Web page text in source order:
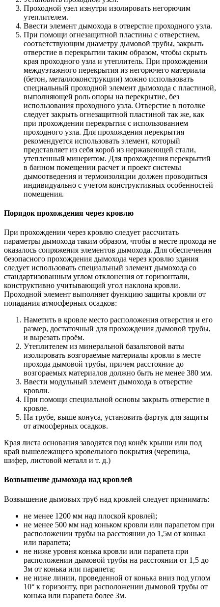
Проходной узел изнутри изолировать негорючим
утеплителем.
Ввести элемент дымохода в отверстие проходного узла.
При помощи огнезащитной пластины с отверстием,
соответствующим диаметру дымовой трубы, закрыть
отверстие в перекрытии таким образом, чтобы скрыть
края проходного узла и утеплитель. При прохождении
междуэтажного перекрытия из негорючего материала
(бетон, металлоконструкции) можно использовать
специальный проходной элемент дымохода с пластиной,
выполняющей роль опоры на перекрытие, без
использования проходного узла. Отверстие в потолке
следует закрыть огнезащитной пластиной так же, как
при прохождении перекрытия с использованием
проходного узла. Для прохождения перекрытия
рекомендуется использовать элемент, который
представляет из себя короб из нержавеющей стали,
утепленный минеритом. Для прохождения перекрытий
в банном помещении расчет и проект системы
дымоотведения и термоизоляции должен проводиться
индивидуально с учетом конструктивных особенностей
помещения.
Порядок прохождения через кровлю
При прохождении через кровлю следует рассчитать
параметры дымохода таким образом, чтобы в месте прохода не
оказалось сопряжения элементов дымохода. Для обеспечения
безопасного прохождения дымохода через кровлю здания
следует использовать специальный элемент дымохода со
стандартизованным углом отклонения от горизонтали,
конструктивно учитывающий угол наклона кровли.
Проходной элемент выполняет функцию защиты кровли от
попадания атмосферных осадков:
Наметить в кровле место расположения отверстия и его
размер, достаточный для прохождения дымовой трубы,
и вырезать проём.
Утеплителем из минеральной базальтовой ваты
изолировать возгораемые материалы кровли в месте
прохода дымовой трубы, причем расстояние до
возгораемых материалов должно быть не менее 380 мм.
Ввести модульный элемент дымохода в отверстие
кровли.
При помощи специальной основы закрыть отверстие в
кровле.
На трубе, выше конуса, установить фартук для защиты
от атмосферных осадков.
Края листа основания заводятся под конёк крыши или под
край вышележащего кровельного покрытия (черепица,
шифер, листовой металл и т. д.)
Возвышение дымохода над кровлей
Возвышение дымовых труб над кровлей следует принимать:
не менее 1200 мм над плоской кровлей;
не менее 500 мм над коньком кровли или парапетом при
расположении трубы на расстоянии до 1,5м от конька
или парапета;
не ниже уровня конька кровли или парапета при
расположении дымовой трубы на расстоянии от 1,5 до
3м от конька или парапета;
не ниже линии, проведенной от конька вниз под углом
10° к горизонту, при расположении дымовой трубы от
конька или парапета более 3м.